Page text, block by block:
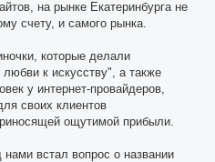
на рынке Екатеринбурга не
счету, и самого рынка.
которые делали
любви к искусству", а также
у интернет-провайдеров,
своих клиентов
ощутимой прибыли.
встал вопрос о названии